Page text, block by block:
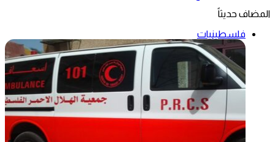
المضاف حديثاً
فلسطينيات